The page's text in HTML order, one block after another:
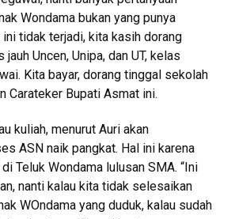
Wondama bukan yang punya
ini tidak terjadi, kita kasih dorang
Uncen, Unipa, dan UT, kelas
Kita bayar, dorang tinggal sekolah
Carateker Bupati Asmat ini.
kuliah, menurut Auri akan
ASN naik pangkat. Hal ini karena
Teluk Wondama lulusan SMA. “Ini
nanti kalau kita tidak selesaikan
WOndama yang duduk, kalau sudah